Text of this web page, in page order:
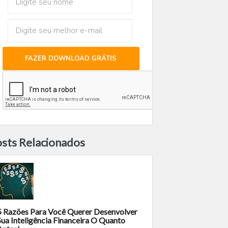
FAZER DOWNLOAD GRÁTIS
Relacionados
Razões Para Você Querer Desenvolver
Inteligência Financeira O Quanto